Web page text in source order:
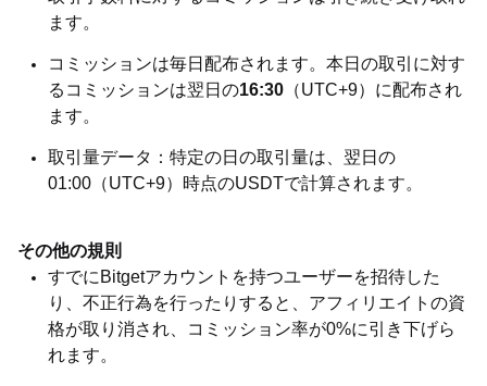
ます。
コミッションは毎日配布されます。本日の取引に対す
るコミッションは翌日の16:30 （UTC+9）に配布され
ます。
取引量データ：特定の日の取引量は、翌日の
01:00（UTC+9）時点のUSDTで計算されます。
その他の規則
すでにBitgetアカウントを持つユーザーを招待した
り、不正行為を行ったりすると、アフィリエイトの資
格が取り消され、コミッション率が0%に引き下げら
れます。